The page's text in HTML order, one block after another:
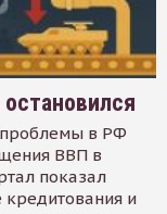
проблемы в РФ
ВВП в
показал
кредитования и